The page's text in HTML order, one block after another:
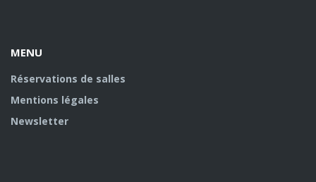
MENU
Réservations de salles
Mentions légales
Newsletter